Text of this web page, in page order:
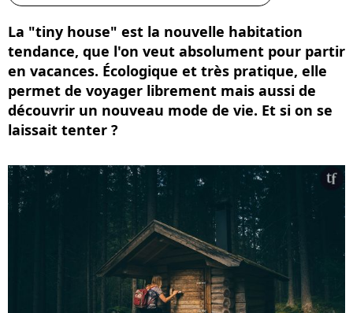
La "tiny house" est la nouvelle habitation
tendance, que l'on veut absolument pour partir
en vacances. Écologique et très pratique, elle
permet de voyager librement mais aussi de
découvrir un nouveau mode de vie. Et si on se
laissait tenter ?